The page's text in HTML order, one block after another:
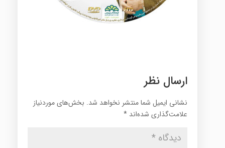
ارسال نظر
نشانی ایمیل شما منتشر نخواهد شد. بخش‌های موردنیاز
علامت‌گذاری شده‌اند *